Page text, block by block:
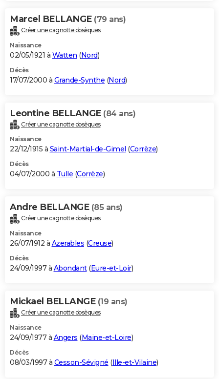
Marcel BELLANGE (79 ans)
Créer une cagnotte obsèques
Naissance
02/05/1921 à Watten (Nord)
Décès
17/07/2000 à Grande-Synthe (Nord)
Leontine BELLANGE (84 ans)
Créer une cagnotte obsèques
Naissance
22/12/1915 à Saint-Martial-de-Gimel (Corrèze)
Décès
04/07/2000 à Tulle (Corrèze)
Andre BELLANGE (85 ans)
Créer une cagnotte obsèques
Naissance
26/07/1912 à Azerables (Creuse)
Décès
24/09/1997 à Abondant(Eure-et-Loir)
Mickael BELLANGE (19 ans)
Créer une cagnotte obsèques
Naissance
24/09/1977 à Angers (Maine-et-Loire)
Décès
08/03/1997 à Cesson-Sévigné (Ille-et-Vilaine)